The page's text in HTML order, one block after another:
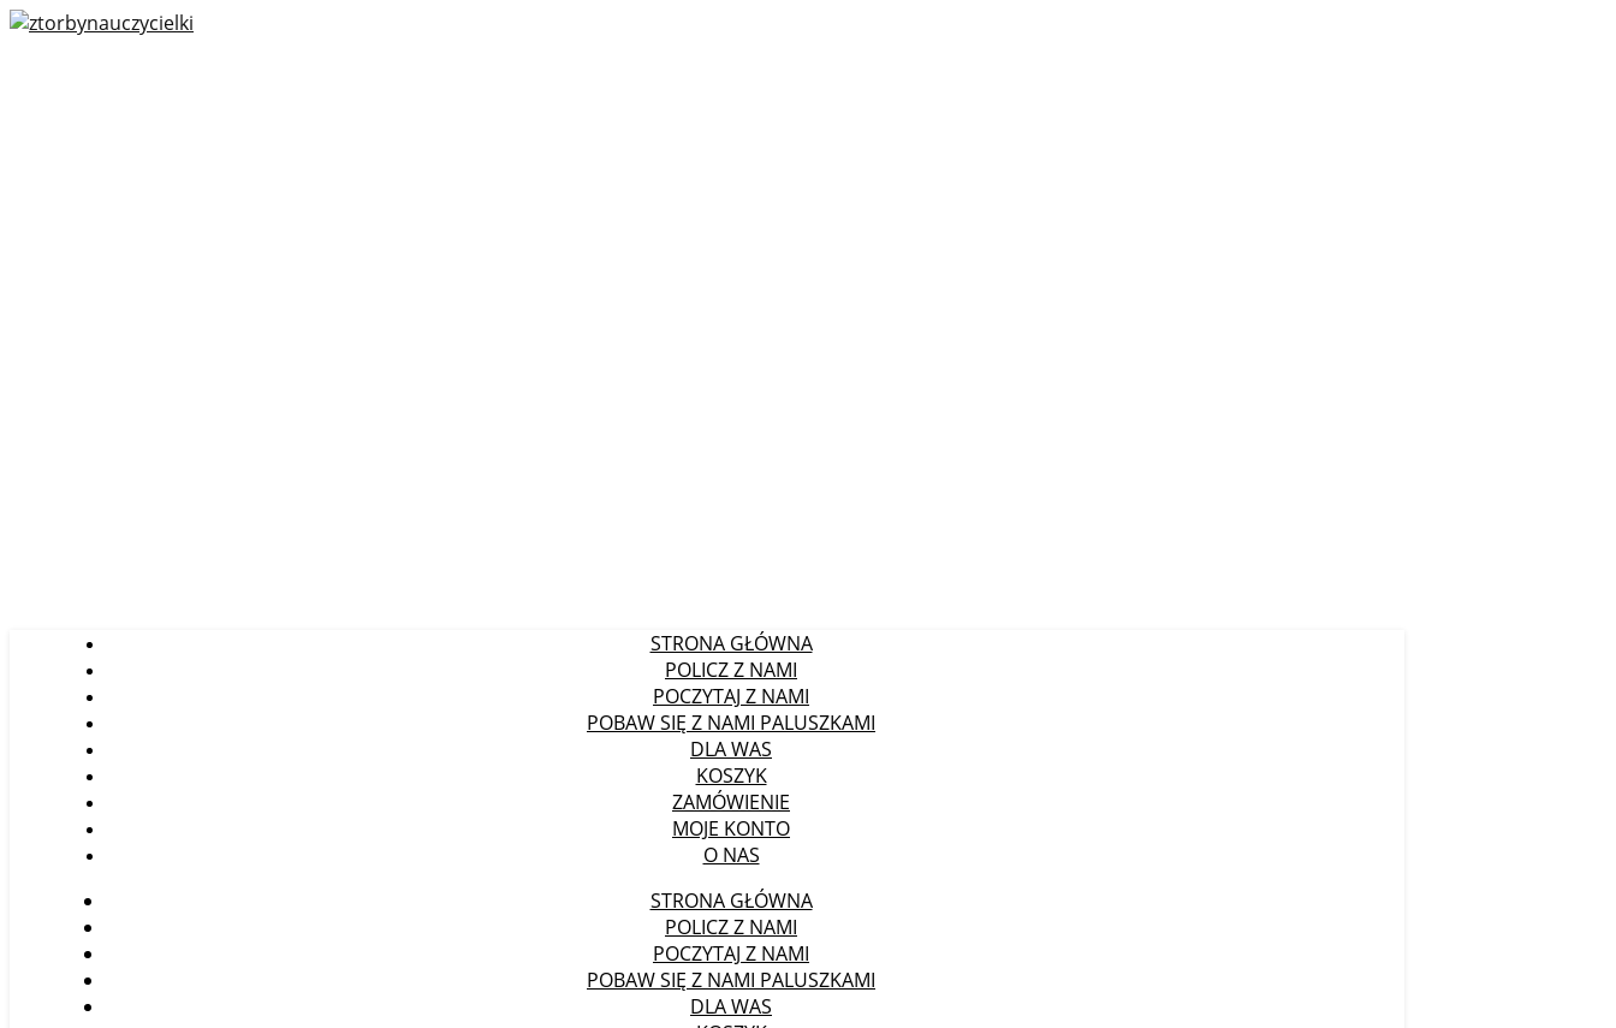
STRONA GŁÓWNA
POLICZ Z NAMI
POCZYTAJ Z NAMI
POBAW SIĘ Z NAMI PALUSZKAMI
DLA WAS
KOSZYK
ZAMÓWIENIE
MOJE KONTO
O NAS
STRONA GŁÓWNA
POLICZ Z NAMI
POCZYTAJ Z NAMI
POBAW SIĘ Z NAMI PALUSZKAMI
DLA WAS